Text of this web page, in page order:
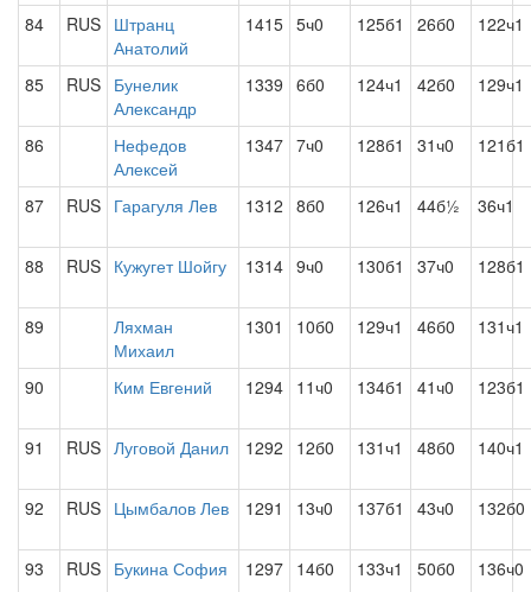
84 RUS Штранц
Анатолий
1415 5ч0 125б1 26б0 122ч1
85 RUS Бунелик
Александр
1339 6б0 124ч1 42б0 129ч1
86
Нефедов
Алексей
1347 7ч0 128б1 31ч0 121б1
87 RUS Гарагуля Лев 1312 8б0 126ч1 44б½ 36ч1
88 RUS Кужугет Шойгу 1314 9ч0 130б1 37ч0 128б1
89
Ляхман
Михаил
1301 10б0 129ч1 46б0 131ч1
90 Ким Евгений 1294 11ч0 134б1 41ч0 123б1
91 RUS Луговой Данил 1292 12б0 131ч1 48б0 140ч1
92 RUS Цымбалов Лев 1291 13ч0 137б1 43ч0 132б0
93 RUS Букина София 1297 14б0 133ч1 50б0 136ч0